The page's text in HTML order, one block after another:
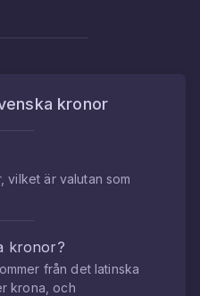
kronor
vilket är valutan som
kronor?
från det latinska
krona, och